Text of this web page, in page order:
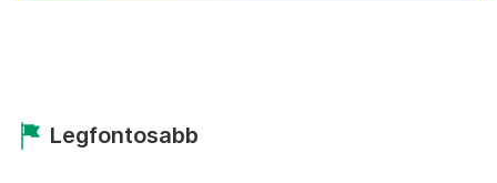
Legfontosabb